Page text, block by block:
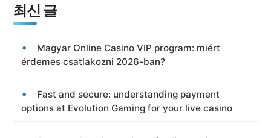
최신 글
Magyar Online Casino VIP program: miért
érdemes csatlakozni 2026-ban?
Fast and secure: understanding payment
options at Evolution Gaming for your live casino